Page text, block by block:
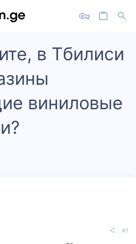
в Тбилиси
виниловые
#1